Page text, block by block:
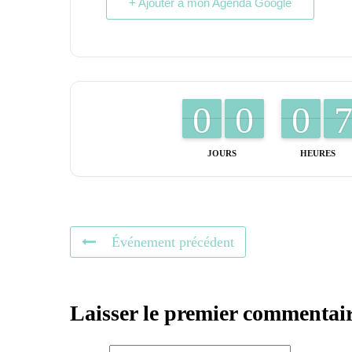
+ Ajouter à mon Agenda Google
JOURS
9
9
0
0 9
9
0
0
HEURES
9
9
0
0 6
6
7
7
Événement précédent
Laisser le premier